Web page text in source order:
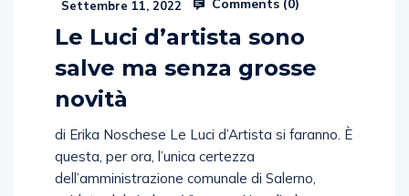
Settembre 11, 2022
Le Luci d’artista sono
salve ma senza grosse
di Erika Noschese Le Luci d’Artista si faranno. È
questa, per ora, l’unica certezza